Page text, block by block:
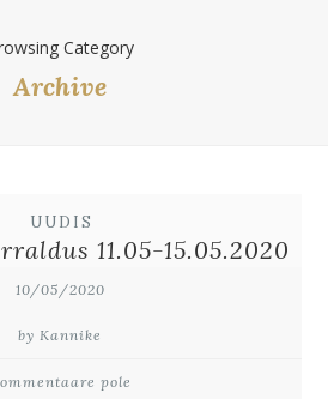
Category
Archive
UUDIS
11.05-15.05.2020
10/05/2020
by Kannike
pole